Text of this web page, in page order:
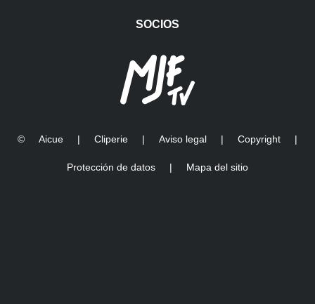
SOCIOS
© Aicue | Cliperie | Aviso legal | Copyright |
Protección de datos | Mapa del sitio